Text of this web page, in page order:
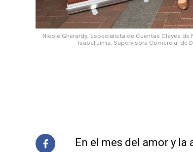
Nicole Gherardy, Especialista de Cuentas Claves
Isabel Jima, Supervisora Comercial de
En el mes del amor y la